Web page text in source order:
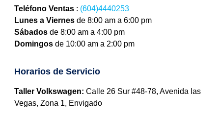
Teléfono Ventas: (604)4440253
Lunes a Viernesde 8:00 am a 6:00 pm
Sábadosde 8:00 am a 4:00 pm
Domingosde 10:00 am a 2:00 pm
Horarios de Servicio
Taller Volkswagen: Calle 26 Sur #48-78, Avenida las
Vegas, Zona 1, Envigado